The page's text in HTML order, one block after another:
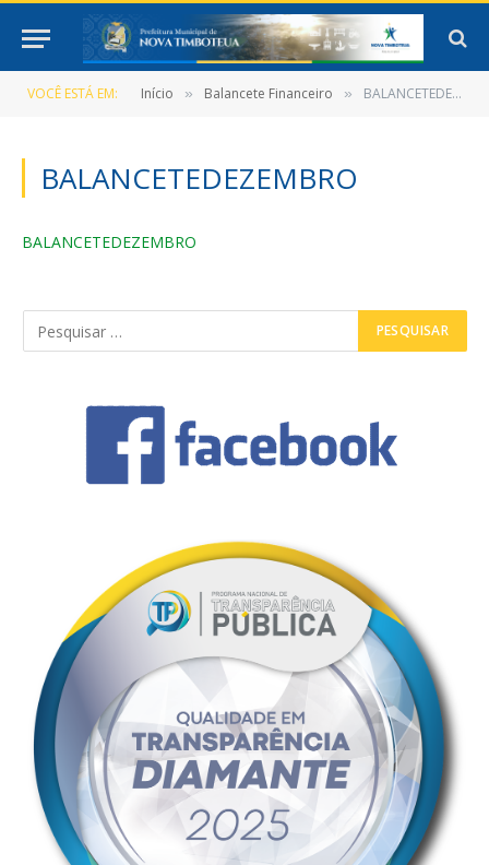
VOCÊ ESTÁ EM: Início » Balancete Financeiro » BALANCETEDEZEMBRO
BALANCETEDEZEMBRO
BALANCETEDEZEMBRO